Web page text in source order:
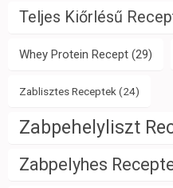
Teljes Kiőrlésű
Whey Protein Recept (29)
Zablisztes Receptek (24)
Zabpehelyliszt
Zabpelyhes